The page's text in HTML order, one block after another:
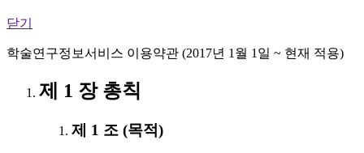
닫기
학술연구정보서비스 이용약관 (2017년 1월 1일 ~ 현재 적용)
제 1 장 총칙
제 1 조 (목적)